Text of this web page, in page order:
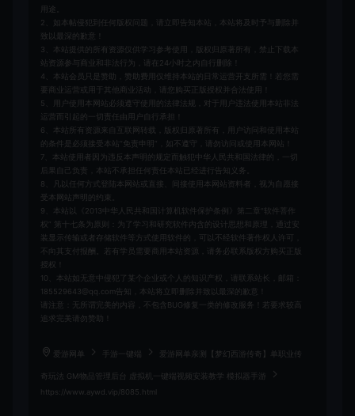
用途。
2、如本帖侵犯到任何版权问题，请立即告知本站，本站将及时予与删除并
致以最深的歉意！
3、本站提供的所有资源仅供学习参考使用，版权归原著所有，禁止下载本
站资源参与商业和非法行为，请在24小时之内自行删除！
4、本站会员只是赞助，赞助费用仅维持本站的日常运营开支所需！若您需
要商业运营或用于其他商业活动，请您购买正版授权并合法使用！
5、用户使用本网站必须遵守使用的法律法规，对于用户违法使用本站非法
运营而引起的一切责任由用户自行承担！
6、本站所有资源来自互联网转载，版权归原著所有，用户访问和使用本站
的条件是必须接受本站“免责申明”，如不遵守，请勿访问或使用本网站！
7、本站使用者因为违反本声明的规定而触犯中华人民共和国法律的，一切
后果自己负责，本站不承担任何责任本站已经进行告知义务。
8、凡以任何方式登陆本网站或直接、间接使用本网站资料者，视为自愿接
受本网站声明的约束。
9、本站以《2013中华人民共和国计算机软件保护条例》第二章"软件菩作
权” 第十七条为原则：为了学习和研究软件内含的设计思想和原理，通过安
装显示传输或者存储软件等方式使用软件的，可以不经软件著作权人许可，
不向其支付报酬。若有学员需要商用本站资源，请务必联系版权方购买正版
授权！
10、本站如无意中侵犯了某个企业或个人的知识产权，请联系站长，邮箱：
185529643@qq.com告知，本站将立即删除并致以最深的歉意！
请注意：无所谓完美的内容，不包含BUG修复一类的修改服务！若要求较高
追求完美请勿赞助！
爱游网单 手游一键端 爱游网单亲测【梦幻西游传奇】单职业传
奇玩法 GM物品管理后台 虚拟机一键端视频安装教学 模拟器手游
https://www.aywd.vip/8085.html